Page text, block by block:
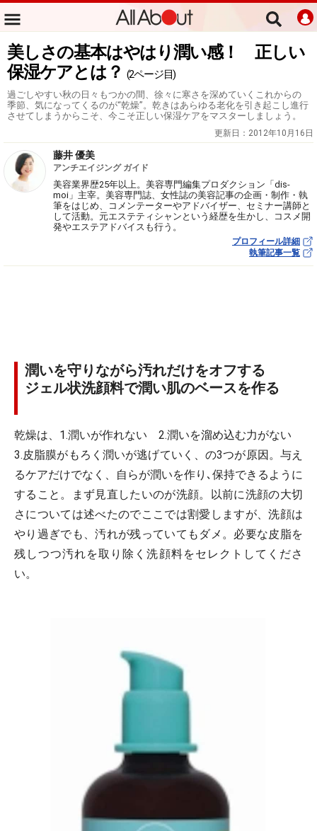
美しさの基本はやはり潤い感！ 正しい
保湿ケアとは？ (2ページ目)
過ごしやすい秋の日々もつかの間、徐々に寒さを深めていくこれからの
季節、気になってくるのが“乾燥”。乾きはあらゆる老化を引き起こし進行
させてしまうからこそ、今こそ正しい保湿ケアをマスターしましょう。
更新日： 2012年10月16日
藤井 優美
アンチエイジング ガイド
美容業界歴25年以上。美容専門編集プロダクション「dis-
moi」主宰。美容専門誌、女性誌の美容記事の企画・制作・執
筆をはじめ、コメンテーターやアドバイザー、セミナー講師と
して活動。元エステティシャンという経歴を生かし、コスメ開
発やエステアドバイスも行う。
プロフィール詳細
執筆記事一覧
潤いを守りながら汚れだけをオフする
ジェル状洗顔料で潤い肌のベースを作る
乾燥は、1.潤いが作れない 2.潤いを溜め込む力がない
3.皮脂膜がもろく潤いが逃げていく、の3つが原因。与え
るケアだけでなく、自らが潤いを作り､保持できるように
すること。まず見直したいのが洗顔。以前に洗顔の大切
さについては述べたのでここでは割愛しますが、洗顔は
やり過ぎでも、汚れが残っていてもダメ。必要な皮脂を
残しつつ汚れを取り除く洗顔料をセレクトしてくださ
い。